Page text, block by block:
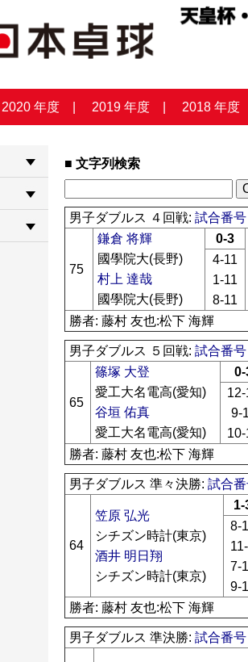
2020 年度 2019 年度 2018 年度
文字列検索
男子ダブルス ４回戦:試合番
75
鎌倉 将輝
國學院大(長野)
村上 達哉
國學院大(長野)
0-3
4-11
1-11
8-11
勝者: 藤村 友也:松下 海輝
男子ダブルス ５回戦:試合番
65
篠塚 大登
愛工大名電高(愛知)
谷垣 佑真
愛工大名電高(愛知)
0-
9-
勝者: 藤村 友也:松下 海輝
男子ダブルス 準々決勝:試合
64
笠原 弘光
シチズン時計(東京)
酒井 明日翔
シチズン時計(東京)
1-
8-
7-
9-
勝者: 藤村 友也:松下 海輝
男子ダブルス 準決勝:試合番